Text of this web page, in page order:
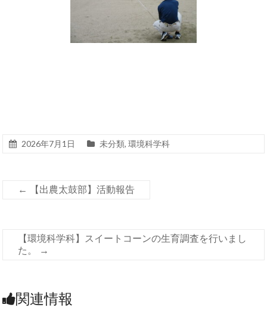
2026年7月1日 未分類,環境科学科
← 【出農太鼓部】活動報告
【環境科学科】スイートコーンの生育調査を行いまし
た。
→
関連情報